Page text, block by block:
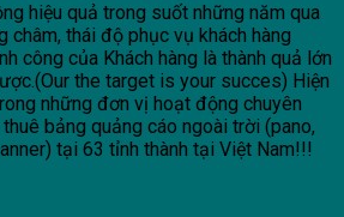
hiệu quả trong suốt những năm qua
châm, thái độ phục vụ khách hàng
công của Khách hàng là thành quả lớn
the target is your succes) Hiện
những đơn vị hoạt động chuyên
bảng quảng cáo ngoài trời (pano,
tại 63 tỉnh thành tại Việt Nam!!!